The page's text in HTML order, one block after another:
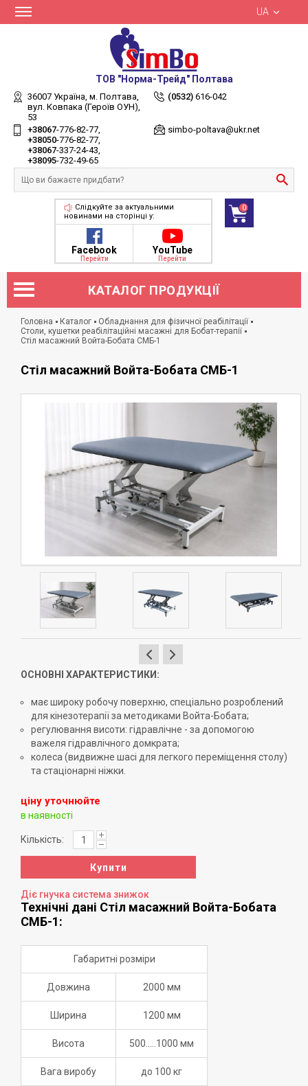
UA
ТОВ "Норма-Трейд" Полтава
36007 Україна, м. Полтава,
вул. Ковпака (Героїв ОУН),
53
(0532) 616-042
+38067-776-82-77
+38050-776-82-77
+38067-337-24-43
+38095-732-49-65
simbo-poltava@ukr.net
Слідкуйте за актуальними
новинами на сторінці у:
Facebook
Перейти
YouTube
Перейти
0
Головна Каталог
Обладнання для фізичної реабілітації
Столи, кушетки реабілітаційні масажні для Бобат-терапії
Стіл масажний Войта-Бобата СМБ-1
Стіл масажний Войта-Бобата СМБ-1
ОСНОВНІ ХАРАКТЕРИСТИКИ:
має широку робочу поверхню, спеціально розроблений
для кінезотерапії за методиками Войта-Бобата;
регулювання висоти: гідравлічне - за допомогою
важеля гідравлічного домкрата;
колеса (видвижне шасі для легкого переміщення столу)
та стаціонарні ніжки.
ціну уточнюйте
в наявності
Кількість:
Купити
Діє гнучка система знижок
Технічні дані Стіл масажний Войта-Бобата
СМБ-1:
Габаритні розміри
Довжина 2000 мм
Ширина 1200 мм
Висота 500.....1000 мм
Вага виробу до 100 кг
КАТАЛОГ ПРОДУКЦІЇ